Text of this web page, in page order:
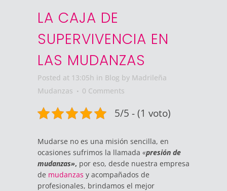
LA CAJA DE
SUPERVIVENCIA EN
LAS MUDANZAS
Posted at 13:05h in Blog by Madrileña
Mudanzas
0 Comments
5/5 - (1 voto)
Mudarse no es una misión sencilla, en
ocasiones sufrimos la llamada «presión de
mudanzas», por eso, desde nuestra empresa
de mudanzas y acompañados de
profesionales, brindamos el mejor